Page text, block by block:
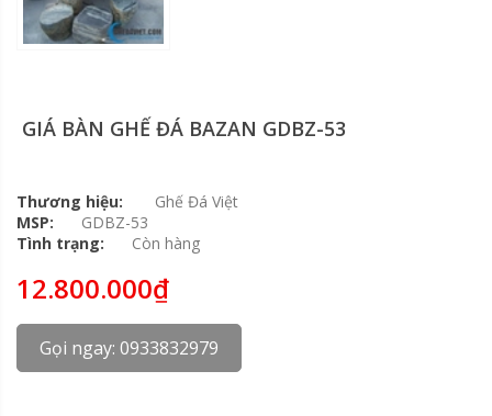
GIÁ BÀN GHẾ ĐÁ BAZAN GDBZ-53
Thương hiệu:
Ghế Đá Việt
MSP:
GDBZ-53
Tình trạng:
Còn hàng
12.800.000₫
Gọi ngay: 0933832979